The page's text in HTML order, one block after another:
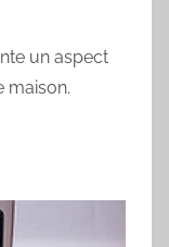
un aspect
maison.